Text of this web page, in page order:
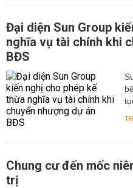
Đại diện Sun Group
nghĩa vụ tài chính khi
BĐS
Chung cư đến mốc
trị